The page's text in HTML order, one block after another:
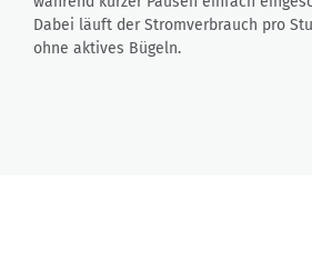
Dabei läuft der Stromverbrauch pro
ohne aktives Bügeln.